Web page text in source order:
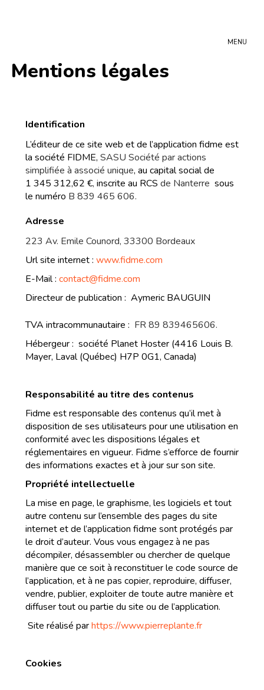
MENU
Mentions légales
Identification
L’éditeur de ce site web et de l’application fidme est
la société FIDME, SASU Société par actions
simplifiée à associé unique, au capital social de
1 345 312,62 €, inscrite au RCS de Nanterre sous
le numéro B 839 465 606.
Adresse
223 Av. Emile Counord, 33300 Bordeaux
Url site internet : www.fidme.com
E-Mail : contact@fidme.com
Directeur de publication : Aymeric BAUGUIN
TVA intracommunautaire : FR 89 839465606.
Hébergeur : société Planet Hoster (4416 Louis B.
Mayer, Laval (Québec) H7P 0G1, Canada)
Responsabilité au titre des contenus
Fidme est responsable des contenus qu’il met à
disposition de ses utilisateurs pour une utilisation en
conformité avec les dispositions légales et
réglementaires en vigueur. Fidme s’efforce de fournir
des informations exactes et à jour sur son site.
Propriété intellectuelle
La mise en page, le graphisme, les logiciels et tout
autre contenu sur l’ensemble des pages du site
internet et de l’application fidme sont protégés par
le droit d’auteur. Vous vous engagez à ne pas
décompiler, désassembler ou chercher de quelque
manière que ce soit à reconstituer le code source de
l’application, et à ne pas copier, reproduire, diffuser,
vendre, publier, exploiter de toute autre manière et
diffuser tout ou partie du site ou de l’application.
Site réalisé parhttps://www.pierreplante.fr
Cookies